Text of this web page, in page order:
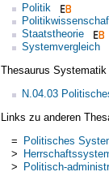
Politik
Staatstheorie
Systemvergleich
Thesaurus Systematik
N.04.03
Links zu anderen
= Politisches
>
> Politisch-